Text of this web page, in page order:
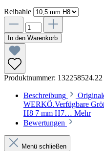
Reibahle
In den Warenkorb
Produktnummer: 132258524.22
Beschreibung
WERKÖ.Verfügbare
H8 7 mm H7… Mehr
Bewertungen
Menü schließen